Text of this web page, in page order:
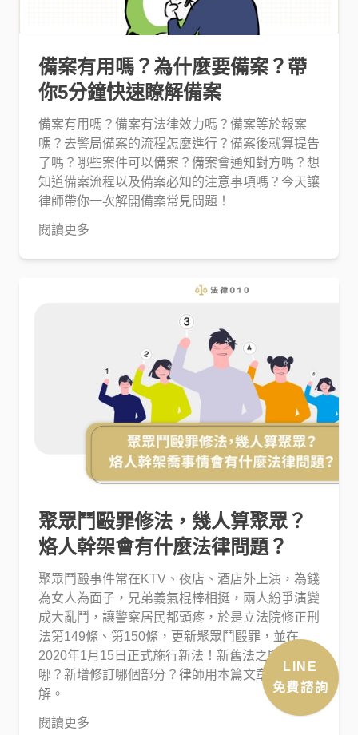
備案有用嗎？為什麼要備案？帶
你5分鐘快速瞭解備案
備案有用嗎？備案有法律效力嗎？備案等於報案
嗎？去警局備案的流程怎麼進行？備案後就算提告
了嗎？哪些案件可以備案？備案會通知對方嗎？想
知道備案流程以及備案必知的注意事項嗎？今天讓
律師帶你一次解開備案常見問題！
閱讀更多
聚眾鬥毆罪修法，幾人算聚眾？
烙人幹架會有什麼法律問題？
聚眾鬥毆事件常在KTV、夜店、酒店外上演，為錢
為女人為面子，兄弟義氣棍棒相挺，兩人紛爭演變
成大亂鬥，讓警察居民都頭疼，於是立法院修正刑
法第149條、第150條，更新聚眾鬥毆罪，並在
2020年1月15日正式施行新法！新舊法之間差在
哪？新增修訂哪個部分？律師用本篇文章帶你了
解。
閱讀更多
LINE
免費諮詢